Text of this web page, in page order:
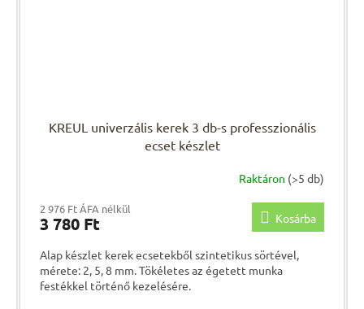
KREUL univerzális kerek 3 db-s professzionális
ecset készlet
Raktáron (>5 db)
2 976 Ft ÁFA nélkül
3 780 Ft Kosárba
Alap készlet kerek ecsetekből szintetikus sörtével,
mérete: 2, 5, 8 mm. Tökéletes az égetett munka
festékkel történő kezelésére.